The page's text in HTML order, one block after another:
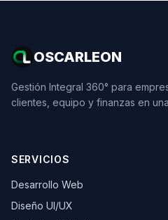
OSCARLEON
Gestión Integral 360° para
clientes, equipo y finanzas en
SERVICIOS
Desarrollo Web
Diseño UI/UX